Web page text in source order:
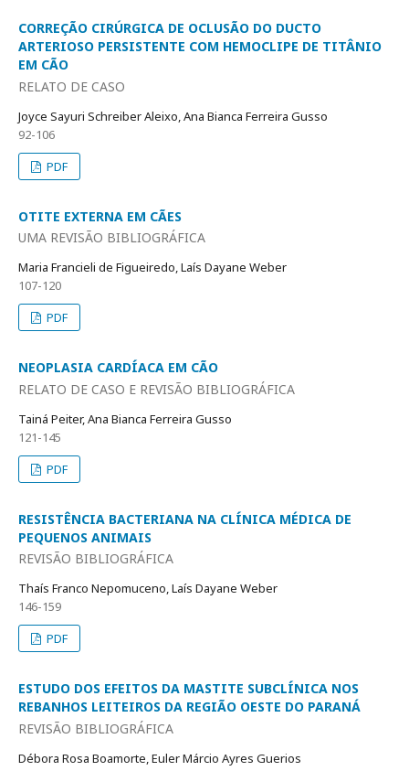
CORREÇÃO CIRÚRGICA DE OCLUSÃO DO DUCTO
ARTERIOSO PERSISTENTE COM HEMOCLIPE DE TITÂNIO
EM CÃO
RELATO DE CASO
Joyce Sayuri Schreiber Aleixo, Ana Bianca Ferreira Gusso
92-106
PDF
OTITE EXTERNA EM CÃES
UMA REVISÃO BIBLIOGRÁFICA
Maria Francieli de Figueiredo, Laís Dayane Weber
107-120
PDF
NEOPLASIA CARDÍACA EM CÃO
RELATO DE CASO E REVISÃO BIBLIOGRÁFICA
Tainá Peiter, Ana Bianca Ferreira Gusso
121-145
PDF
RESISTÊNCIA BACTERIANA NA CLÍNICA MÉDICA DE
PEQUENOS ANIMAIS
REVISÃO BIBLIOGRÁFICA
Thaís Franco Nepomuceno, Laís Dayane Weber
146-159
PDF
ESTUDO DOS EFEITOS DA MASTITE SUBCLÍNICA NOS
REBANHOS LEITEIROS DA REGIÃO OESTE DO PARANÁ
REVISÃO BIBLIOGRÁFICA
Débora Rosa Boamorte, Euler Márcio Ayres Guerios